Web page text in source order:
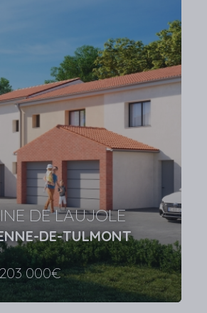
DE LAUJOLE
DE-TULMONT
203 000€